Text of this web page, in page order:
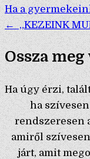
Bejegyzés
navigáció
Ha a
← „KEZEINK
Ossza
Ha úgy érzi,
ha
rendszeresen
amiről
járt, amit